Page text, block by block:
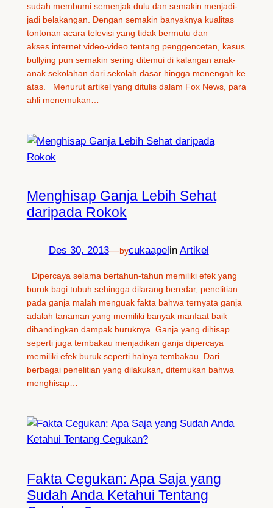
sudah membumi semenjak dulu dan semakin menjadi-
jadi belakangan. Dengan semakin banyaknya kualitas
tontonan acara televisi yang tidak bermutu dan
akses internet video-video tentang penggencetan, kasus
bullying pun semakin sering ditemui di kalangan anak-
anak sekolahan dari sekolah dasar hingga menengah ke
atas. Menurut artikel yang ditulis dalam Fox News, para
ahli menemukan…
Menghisap Ganja Lebih Sehat
daripada Rokok
Des 30, 2013—bycukaapelin Artikel
Dipercaya selama bertahun-tahun memiliki efek yang
buruk bagi tubuh sehingga dilarang beredar, penelitian
pada ganja malah menguak fakta bahwa ternyata ganja
adalah tanaman yang memiliki banyak manfaat baik
dibandingkan dampak buruknya. Ganja yang dihisap
seperti juga tembakau menjadikan ganja dipercaya
memiliki efek buruk seperti halnya tembakau. Dari
berbagai penelitian yang dilakukan, ditemukan bahwa
menghisap…
Fakta Cegukan: Apa Saja yang
Sudah Anda Ketahui Tentang